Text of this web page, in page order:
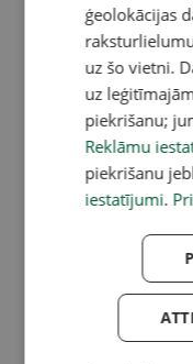
ģeolokācijas
uz šo vietni.
uz
piekrišanu;
Reklāmu
piekrišanu
iestatījumi.